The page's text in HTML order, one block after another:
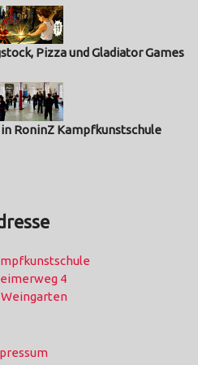
Pizza und Gladiator Games
RoninZ Kampfkunstschule
4
Weingarten